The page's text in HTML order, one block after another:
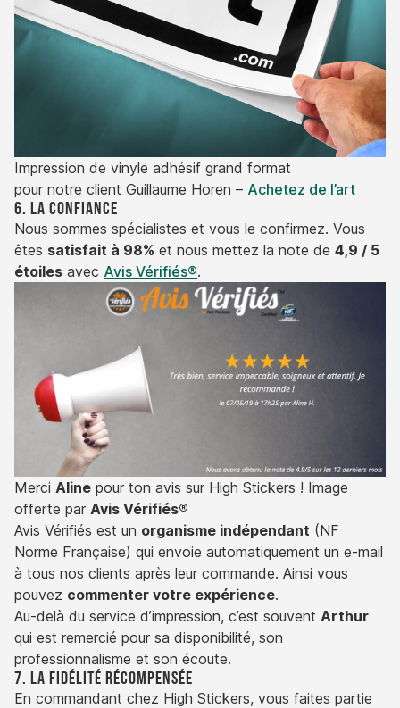
Impression de vinyle adhésif grand format
pour notre client Guillaume Horen – Achetez de l’art
6. La confiance
Nous sommes spécialistes et vous le confirmez. Vous
êtes satisfait à 98% et nous mettez la note de 4,9 / 5
étoiles avec Avis Vérifiés®.
Merci Aline pour ton avis sur High Stickers ! Image
offerte par Avis Vérifiés®
Avis Vérifiés est un organisme indépendant (NF
Norme Française) qui envoie automatiquement un e-mail
à tous nos clients après leur commande. Ainsi vous
pouvez commenter votre expérience.
Au-delà du service d’impression, c’est souvent Arthur
qui est remercié pour sa disponibilité, son
professionnalisme et son écoute.
7. La fidélité récompensée
En commandant chez High Stickers, vous faites partie